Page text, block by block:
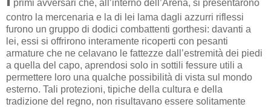
primi avversari che, all’interno dell’Arena, si presentarono
contro la mercenaria e la di lei lama dagli azzurri riflessi
furono un gruppo di dodici combattenti gorthesi: davanti a
lei, essi si offrirono interamente ricoperti con pesanti
armature che ne celavano le fattezze dall’estremità dei piedi
a quella del capo, aprendosi solo in sottili fessure utili a
permettere loro una qualche possibilità di vista sul mondo
esterno. Tali protezioni, tipiche della cultura e della
tradizione del regno, non risultavano essere solitamente